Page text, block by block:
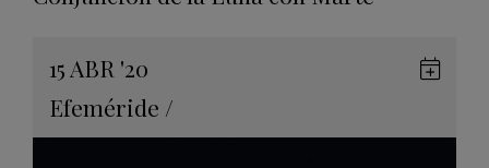
15 ABR '20
Efeméride /